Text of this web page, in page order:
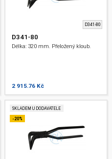
D341-80
D341-80
Délka: 320 mm. Přeložený kloub.
2 915.76 Kč
SKLADEM U DODAVATELE
-20%